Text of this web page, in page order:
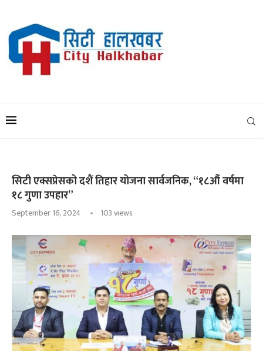
सिटी एक्सप्रेसको दशैं तिहार योजना सार्वजनिक, “१८औं वर्षमा
१८ गुणा उपहार”
September 16, 2024 103views